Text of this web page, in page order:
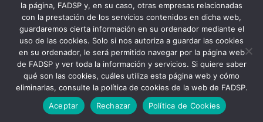
FADSP · 2023 |Aviso legal|Política de
Privacidad|Política de Cookies
la página, FADSP y, en su caso, otras empresas relacionadas
con la prestación de los servicios contenidos en dicha web,
guardaremos cierta información en su ordenador mediante el
uso de las cookies. Solo si nos autoriza a guardar las cookies
en su ordenador, le será permitido navegar por la página web
de FADSP y ver toda la información y servicios. Si quiere saber
qué son las cookies, cuáles utiliza esta página web y cómo
eliminarlas, consulte la política de cookies de la web de FADSP.
Aceptar
Rechazar Política de Cookies